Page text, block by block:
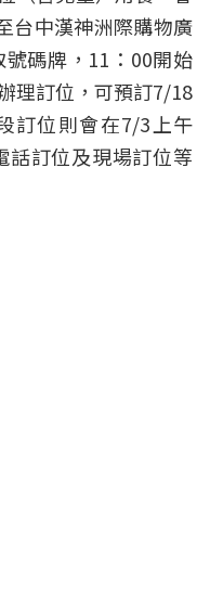
台中漢神洲際購物廣
碼牌，11：00開始
理訂位，可預訂7/18
訂位則會在7/3上午
話訂位及現場訂位等